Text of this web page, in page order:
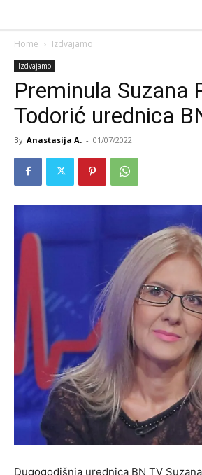
Home Izdvajamo
Izdvajamo
Preminula Suzana
Todorić urednica
By Anastasija A. - 01/07/2022
Dugogodišnja urednica BN TV